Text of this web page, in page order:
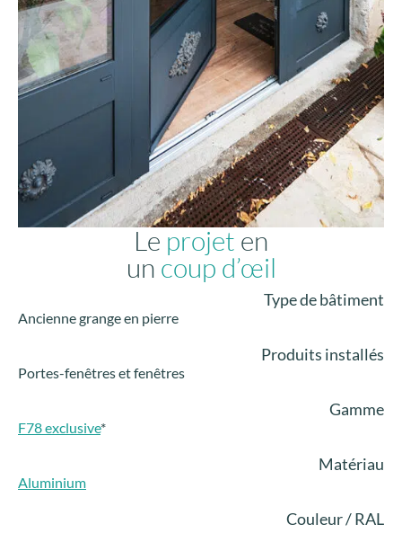
Le projet en
un coup d’œil
Type de bâtiment
Ancienne grange en pierre
Produits installés
Portes-fenêtres et fenêtres
Gamme
F78 exclusive*
Matériau
Aluminium
Couleur / RAL